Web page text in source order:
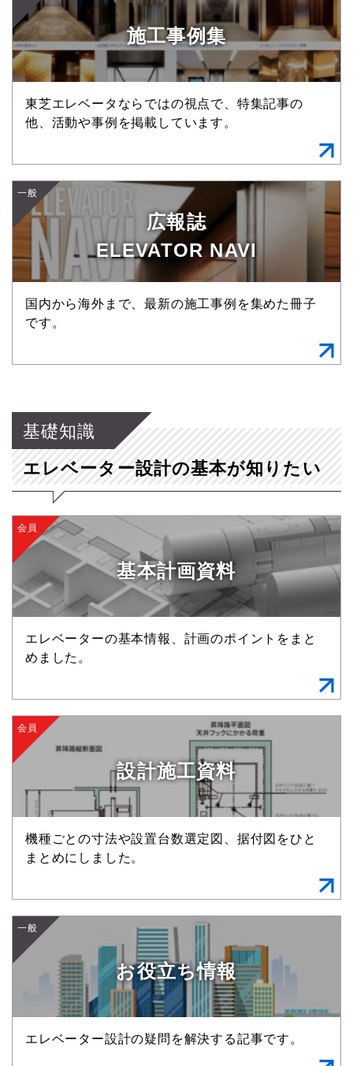
施工事例集
東芝エレベータならではの視点で、特集記事の
他、活動や事例を掲載しています。
広報誌
ELEVATOR NAVI
一般
国内から海外まで、最新の施工事例を集めた冊子
です。
基礎知識
エレベーター設計の基本が知りたい
基本計画資料
会員
エレベーターの基本情報、計画のポイントをまと
めました。
設計施工資料
会員
機種ごとの寸法や設置台数選定図、据付図をひと
まとめにしました。
お役立ち情報
一般
エレベーター設計の疑問を解決する記事です。